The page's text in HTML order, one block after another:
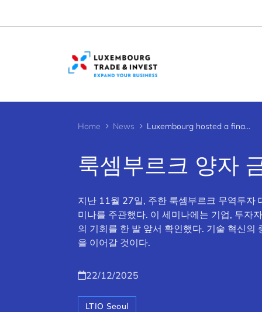
Home News Luxembourg hosted a finance seminar “Will Quantum Change the Equation for the Financial Markets?”
룩셈부르크 양자
지난 11월 27일, 주한 룩셈부르크 무역투자
미나를 주관했다. 이 세미나에는 기업, 투자
의 기회를 한 발 앞서 확인했다. 기술 혁신
을 이어갈 것이다.
22/12/2025
LTIO Seoul